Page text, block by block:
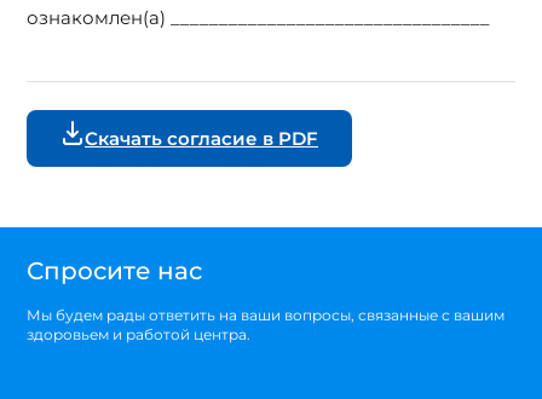
ознакомлен(а) _________________________________
Скачать согласие в PDF
Спросите нас
Мы будем рады ответить на ваши вопросы, связанные с вашим
здоровьем и работой центра.